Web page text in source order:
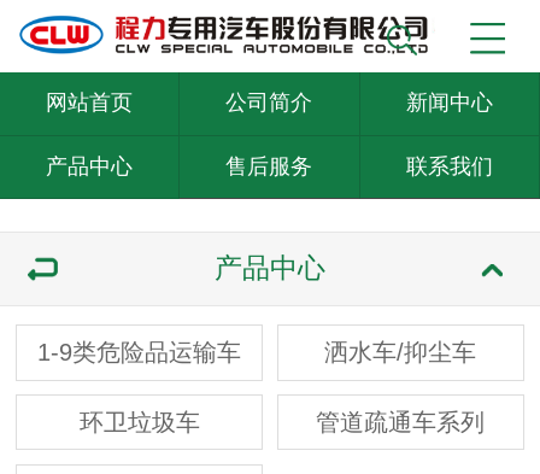
网站首页 公司简介 新闻中心
产品中心 售后服务 联系我们
产品中心
1-9类危险品运输车 洒水车/抑尘车
环卫垃圾车 管道疏通车系列